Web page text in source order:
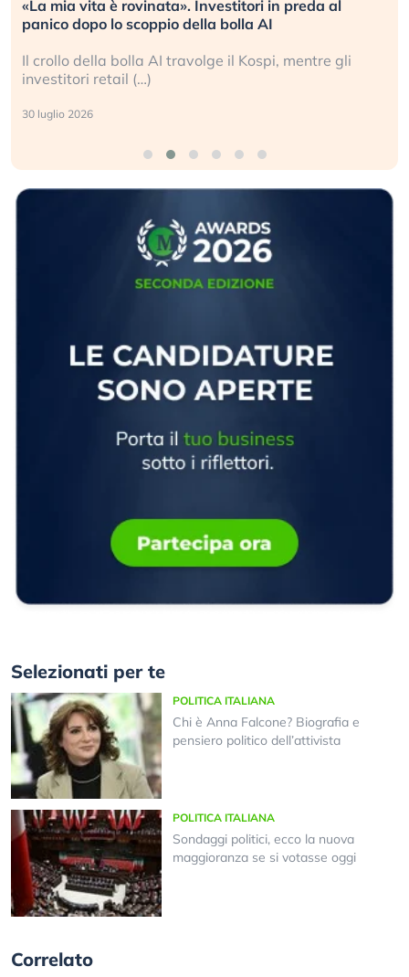
«La mia vita è rovinata». Investitori in preda al
panico dopo lo scoppio della bolla AI
Il crollo della bolla AI travolge il Kospi, mentre gli
investitori retail (…)
30 luglio 2026
Selezionati per te
POLITICA ITALIANA
Chi è Anna Falcone? Biografia e
pensiero politico dell’attivista
POLITICA ITALIANA
Sondaggi politici, ecco la nuova
maggioranza se si votasse oggi
Correlato